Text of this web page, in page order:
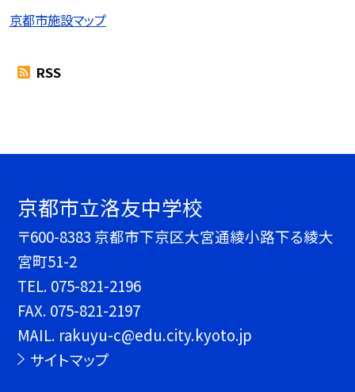
京都市施設マップ
RSS
京都市立洛友中学校
〒600-8383 京都市下京区大宮通綾小路下る綾大
宮町51-2
TEL. 075-821-2196
FAX. 075-821-2197
MAIL. rakuyu-c@edu.city.kyoto.jp
サイトマップ